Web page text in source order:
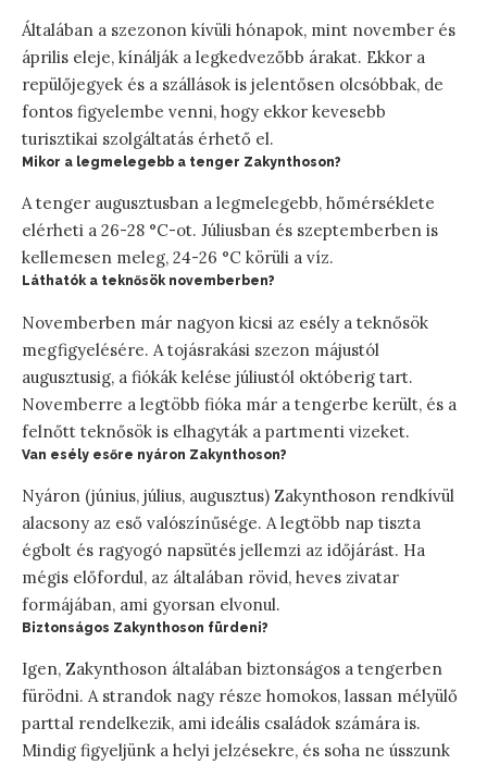
Általában a szezonon kívüli hónapok, mint november és
április eleje, kínálják a legkedvezőbb árakat. Ekkor a
repülőjegyek és a szállások is jelentősen olcsóbbak, de
fontos figyelembe venni, hogy ekkor kevesebb
turisztikai szolgáltatás érhető el.
Mikor a legmelegebb a tenger Zakynthoson?
A tenger augusztusban a legmelegebb, hőmérséklete
elérheti a 26-28 °C-ot. Júliusban és szeptemberben is
kellemesen meleg, 24-26 °C körüli a víz.
Láthatók a teknősök novemberben?
Novemberben már nagyon kicsi az esély a teknősök
megfigyelésére. A tojásrakási szezon májustól
augusztusig, a fiókák kelése júliustól októberig tart.
Novemberre a legtöbb fióka már a tengerbe került, és a
felnőtt teknősök is elhagyták a partmenti vizeket.
Van esély esőre nyáron Zakynthoson?
Nyáron (június, július, augusztus) Zakynthoson rendkívül
alacsony az eső valószínűsége. A legtöbb nap tiszta
égbolt és ragyogó napsütés jellemzi az időjárást. Ha
mégis előfordul, az általában rövid, heves zivatar
formájában, ami gyorsan elvonul.
Biztonságos Zakynthoson fürdeni?
Igen, Zakynthoson általában biztonságos a tengerben
fürödni. A strandok nagy része homokos, lassan mélyülő
parttal rendelkezik, ami ideális családok számára is.
Mindig figyeljünk a helyi jelzésekre, és soha ne ússzunk